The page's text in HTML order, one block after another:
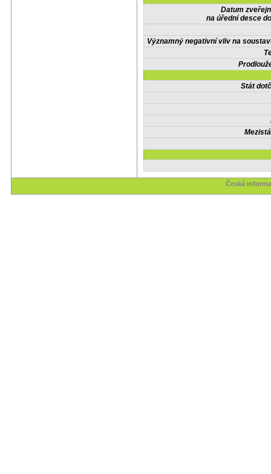
Datum
na úřední desce
Významný negativní vliv na
Stát
Česká